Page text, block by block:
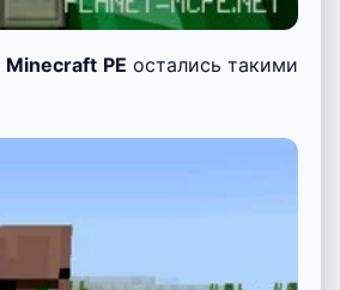
Minecraft PE остались такими